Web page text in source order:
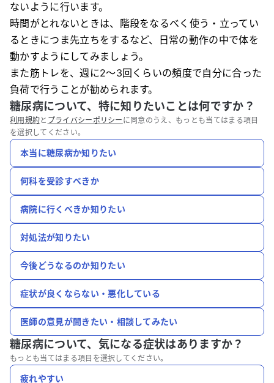
ないように行います。
時間がとれないときは、階段をなるべく使う・立ってい
るときにつま先立ちをするなど、日常の動作の中で体を
動かすようにしてみましょう。
また筋トレを、週に2〜3回くらいの頻度で自分に合った
負荷で行うことが勧められます。
糖尿病について、特に知りたいことは何ですか？
利用規約と プライバシーポリシー に同意のうえ、もっとも当てはまる項目
を選択してください。
本当に糖尿病か知りたい
何科を受診すべきか
病院に行くべきか知りたい
対処法が知りたい
今後どうなるのか知りたい
症状が良くならない・悪化している
医師の意見が聞きたい・相談してみたい
糖尿病について、 気になる症状はありますか？
もっとも当てはまる項目を選択してください。
疲れやすい